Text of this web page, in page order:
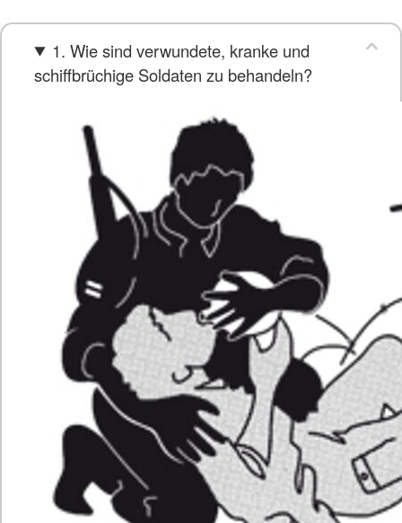
1. Wie sind verwundete, kranke und
schiffbrüchige Soldaten zu behandeln?